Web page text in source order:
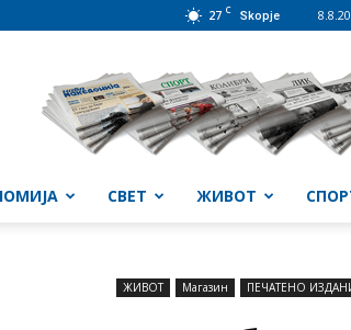
27 C Skopje
СВЕТ ЖИВОТ
ЖИВОТ Магазин ПЕЧАТЕНО